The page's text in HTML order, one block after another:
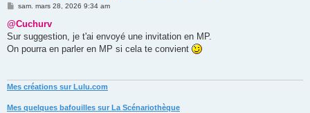
M
s
a
g
sam. mars 28, 2026 9:34 am
@Cuchurv
Sur suggestion, je t'ai envoyé une invitation en MP.
On pourra en parler en MP si cela te convient
Mes créations sur Lulu.com
Mes quelques bafouilles sur La Scénariothèque